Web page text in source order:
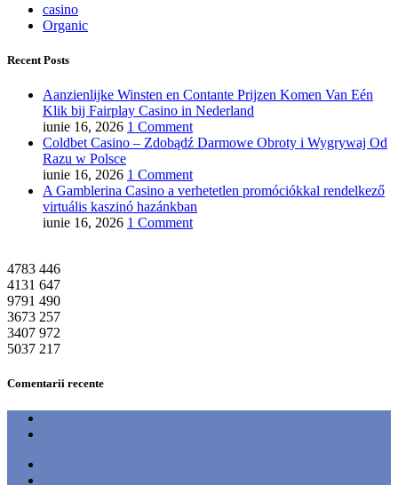
casino
Organic
Recent Posts
Aanzienlijke Winsten en Contante Prijzen Komen Van Eén
Klik bij Fairplay Casino in Nederland
iunie 16, 2026 1 Comment
Coldbet Casino – Zdobądź Darmowe Obroty i Wygrywaj Od
Razu w Polsce
iunie 16, 2026 1 Comment
A Gamblerina Casino a verhetetlen promóciókkal rendelkező
virtuális kaszinó hazánkban
iunie 16, 2026 1 Comment
4783 446
4131 647
9791 490
3673 257
3407 972
5037 217
Comentarii recente